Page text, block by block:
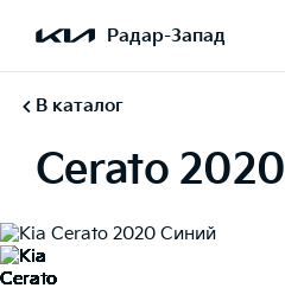
Радар-Запад
В каталог
Cerato 2020